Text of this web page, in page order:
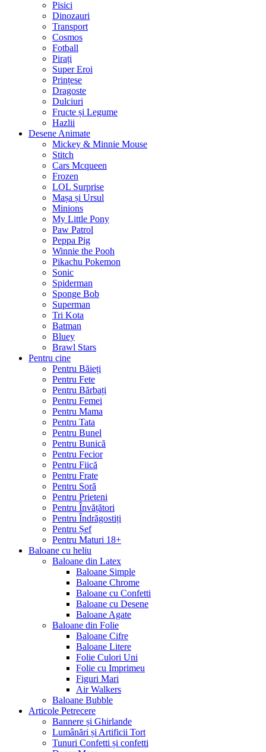
Pisici
Dinozauri
Transport
Cosmos
Fotball
Pirați
Super Eroi
Prințese
Dragoste
Dulciuri
Fructe și Legume
Hazlii
Desene Animate
Mickey & Minnie Mouse
Stitch
Cars Mcqueen
Frozen
LOL Surprise
Mașa și Ursul
Minions
My Little Pony
Paw Patrol
Peppa Pig
Winnie the Pooh
Pikachu Pokemon
Sonic
Spiderman
Sponge Bob
Superman
Tri Kota
Batman
Bluey
Brawl Stars
Pentru cine
Pentru Băieți
Pentru Fete
Pentru Bărbați
Pentru Femei
Pentru Mama
Pentru Tata
Pentru Bunel
Pentru Bunică
Pentru Fecior
Pentru Fiică
Pentru Frate
Pentru Soră
Pentru Prieteni
Pentru Învățători
Pentru Îndrăgostiți
Pentru Șef
Pentru Maturi 18+
Baloane cu heliu
Baloane din Latex
Baloane Simple
Baloane Chrome
Baloane cu Confetti
Baloane cu Desene
Baloane Agate
Baloane din Folie
Baloane Cifre
Baloane Litere
Folie Culori Uni
Folie cu Imprimeu
Figuri Mari
Air Walkers
Baloane Bubble
Articole Petrecere
Bannere și Ghirlande
Lumânări și Artificii Tort
Tunuri Confetti și confetti